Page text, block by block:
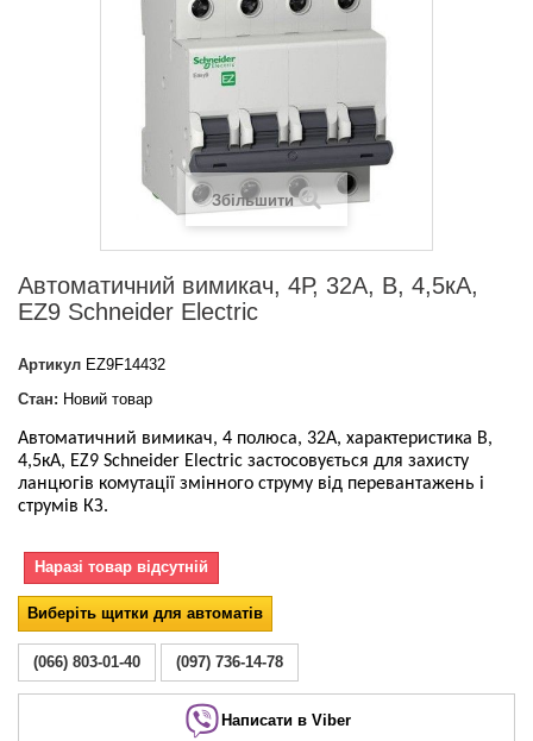
Збільшити
Автоматичний вимикач, 4Р, 32А, В, 4,5кА,
EZ9 Schneider Electric
Артикул EZ9F14432
Стан: Новий товар
Автоматичний вимикач, 4 полюса, 32А, характеристика В,
4,5кА, EZ9 Schneider Electric застосовується для захисту
ланцюгів комутації змінного струму від перевантажень і
струмів КЗ.
Наразі товар відсутній
Виберіть щитки для автоматів
(066) 803-01-40 (097) 736-14-78
Написати в Viber